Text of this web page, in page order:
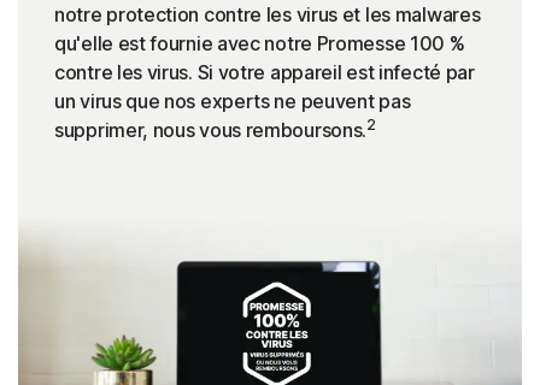
notre protection contre les virus et les malwares
qu'elle est fournie avec notre Promesse 100 %
contre les virus. Si votre appareil est infecté par
un virus que nos experts ne peuvent pas
supprimer, nous vous remboursons.2